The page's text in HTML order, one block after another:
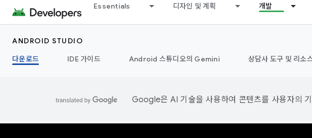
Essentials 디자인 및 계획 개발
ANDROID STUDIO
다운로드
IDE 가이드 Android 스튜디오의 Gemini 상담사 도구 및 리소
Google은 AI 기술을 사용하여 콘텐츠를 사용자의